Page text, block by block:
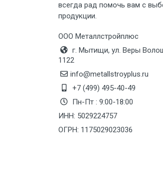
всегда рад помочь вам с
продукции.
ООО Металлстройплюс
г. Мытищи, ул. Веры
1122
info@metallstroyplus.ru
+7 (499) 495-40-49
Пн-Пт : 9:00-18:00
ИНН: 5029224757
ОГРН: 1175029023036